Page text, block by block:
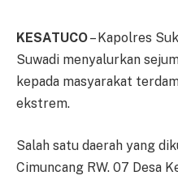
KESATUCO– Kapolres
Suwadi menyalurkan
kepada masyarakat
ekstrem.
Salah satu daerah yang
Cimuncang RW. 07 Desa